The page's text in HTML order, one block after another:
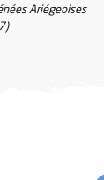
Ariégeoises
)